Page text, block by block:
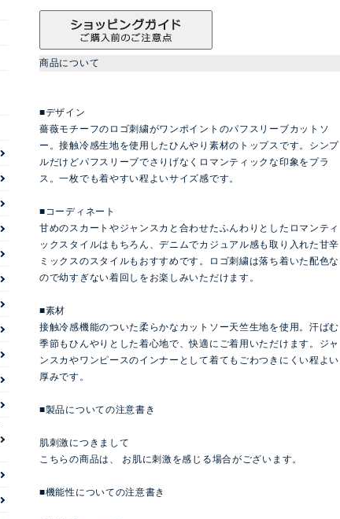
商品について
■デザイン
薔薇モチーフのロゴ刺繍がワンポイントのパフスリーブカットソ
ー。接触冷感生地を使用したひんやり素材のトップスです。シンプ
ルだけどパフスリーブでさりげなくロマンティックな印象をプラ
ス。一枚でも着やすい程よいサイズ感です。
■コーディネート
甘めのスカートやジャンスカと合わせたふんわりとしたロマンティ
ックスタイルはもちろん、デニムでカジュアル感も取り入れた甘辛
ミックスのスタイルもおすすめです。ロゴ刺繍は落ち着いた配色な
ので幼すぎない着回しをお楽しみいただけます。
■素材
接触冷感機能のついた柔らかなカットソー天竺生地を使用。汗ばむ
季節もひんやりとした着心地で、快適にご着用いただけます。ジャ
ンスカやワンピースのインナーとして着てもごわつきにくい程よい
厚みです。
■製品についての注意書き
肌刺激につきまして
こちらの商品は、 お肌に刺激を感じる場合がございます。
■機能性についての注意書き